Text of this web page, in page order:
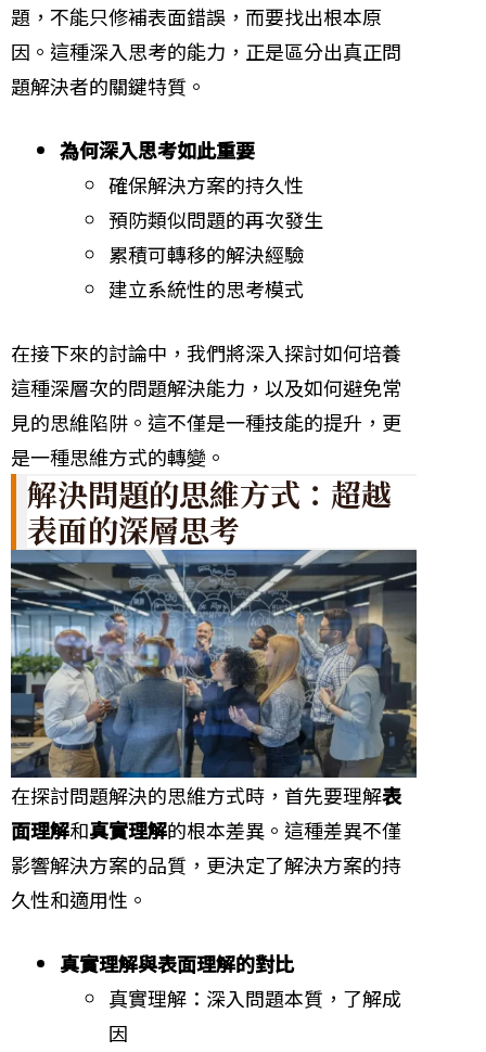
題，不能只修補表面錯誤，而要找出根本原
因。這種深入思考的能力，正是區分出真正問
題解決者的關鍵特質。
為何深入思考如此重要
確保解決方案的持久性
預防類似問題的再次發生
累積可轉移的解決經驗
建立系統性的思考模式
在接下來的討論中，我們將深入探討如何培養
這種深層次的問題解決能力，以及如何避免常
見的思維陷阱。這不僅是一種技能的提升，更
是一種思維方式的轉變。
解決問題的思維方式：超越
表面的深層思考
在探討問題解決的思維方式時，首先要理解表
面理解和真實理解的根本差異。這種差異不僅
影響解決方案的品質，更決定了解決方案的持
久性和適用性。
真實理解與表面理解的對比
真實理解：深入問題本質，了解成
因